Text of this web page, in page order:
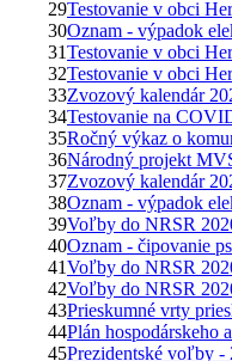
29Testovanie v obci
30Oznam - výpadok
31Testovanie v obci
32Testovanie v obci
33Zvozový kalendár
34Testovanie na
35Ročný výkaz o
36Národný projekt
37Zvozový kalendár
38Oznam - výpadok
39Voľby do NRSR
40Oznam - čipovanie
41Voľby do NRSR
42Voľby do NRSR
43Prieskumné vrty
44Plán hospodárskeho
45Prezidentské voľby -